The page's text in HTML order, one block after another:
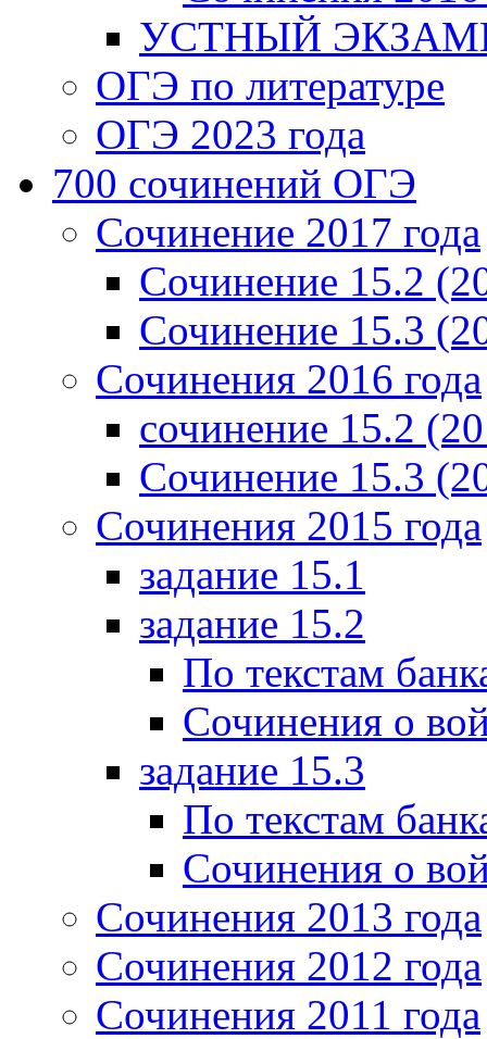
УСТНЫЙ
ОГЭ по литературе
ОГЭ 2023 года
700 cочинений ОГЭ
Сочинение 2017 года
Сочинение 15.2
Сочинение 15.3
Сочинения 2016 года
сочинение 15.2
Сочинение 15.3
Сочинения 2015 года
задание 15.1
задание 15.2
По текстам
Сочинения о
задание 15.3
По текстам
Сочинения о
Сочинения 2013 года
Сочинения 2012 года
Сочинения 2011 года